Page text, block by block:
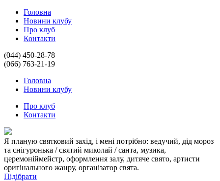
Головна
Новини клубу
Про клуб
Контакти
(044) 450-28-78
(066) 763-21-19
Головна
Новини клубу
Про клуб
Контакти
Я планую святковий захід, і мені потрібно: ведучий, дід мороз
та снігуронька / святий миколай / санта, музика,
церемоніймейстр, оформлення залу, дитяче свято, артисти
оригінального жанру, організатор свята.
Підібрати